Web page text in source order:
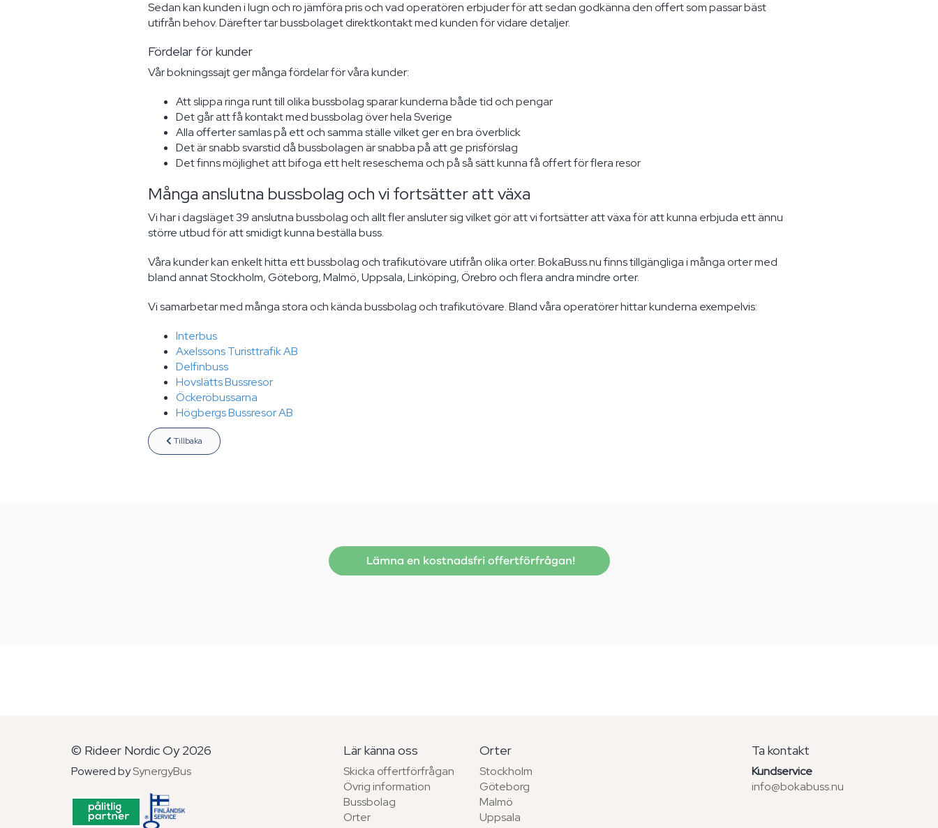
Sedan kan kunden i lugn och ro jämföra pris och vad operatören erbjuder för att sedan godkänna den offert som passar bäst
utifrån behov. Därefter tar bussbolaget direktkontakt med kunden för vidare detaljer.
Fördelar för kunder
Vår bokningssajt ger många fördelar för våra kunder:
Att slippa ringa runt till olika bussbolag sparar kunderna både tid och pengar
Det går att få kontakt med bussbolag över hela Sverige
Alla offerter samlas på ett och samma ställe vilket ger en bra överblick
Det är snabb svarstid då bussbolagen är snabba på att ge prisförslag
Det finns möjlighet att bifoga ett helt reseschema och på så sätt kunna få offert för flera resor
Många anslutna bussbolag och vi fortsätter att växa
Vi har i dagsläget 39 anslutna bussbolag och allt fler ansluter sig vilket gör att vi fortsätter att växa för att kunna erbjuda ett ännu
större utbud för att smidigt kunna beställa buss.
Våra kunder kan enkelt hitta ett bussbolag och trafikutövare utifrån olika orter. BokaBuss.nu finns tillgängliga i många orter med
bland annat Stockholm, Göteborg, Malmö, Uppsala, Linköping, Örebro och flera andra mindre orter.
Vi samarbetar med många stora och kända bussbolag och trafikutövare. Bland våra operatörer hittar kunderna exempelvis:
Interbus
Axelssons Turisttrafik AB
Delfinbuss
Hovslätts Bussresor
Öckeröbussarna
Högbergs Bussresor AB
Tillbaka
Lämna en kostnadsfri offertförfrågan!
© Rideer Nordic Oy 2026
Powered bySynergyBus
Lär känna oss
Skicka offertförfrågan
Övrig information
Bussbolag
Orter
Orter
Stockholm
Göteborg
Malmö
Uppsala
Ta kontakt
Kundservice
info@bokabuss.nu